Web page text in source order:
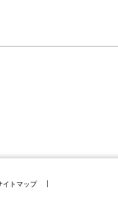
イトマップ